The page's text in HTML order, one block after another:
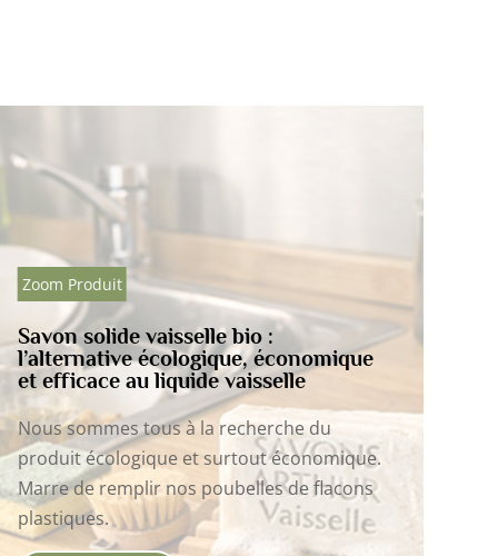
du
de flacons
Zoom Produit
Eau de Linge Bio – Assouplit et
parfume
L’eau de linge est un moyen super
économique et naturel qui ne vous
pas de réaction allergique comme
des détergents et assouplissants.